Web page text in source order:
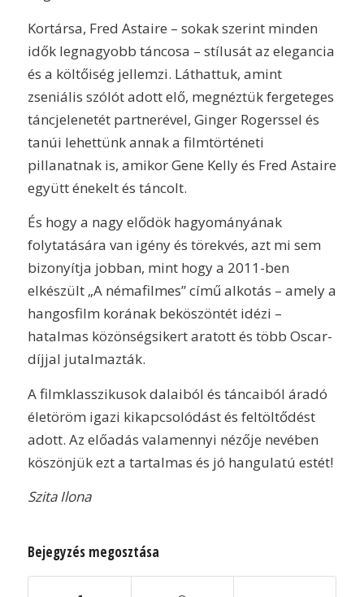
Kortársa, Fred Astaire – sokak szerint minden
idők legnagyobb táncosa – stílusát az elegancia
és a költőiség jellemzi. Láthattuk, amint
zseniális szólót adott elő, megnéztük fergeteges
táncjelenetét partnerével, Ginger Rogerssel és
tanúi lehettünk annak a filmtörténeti
pillanatnak is, amikor Gene Kelly és Fred Astaire
együtt énekelt és táncolt.
És hogy a nagy elődök hagyományának
folytatására van igény és törekvés, azt mi sem
bizonyítja jobban, mint hogy a 2011-ben
elkészült „A némafilmes” című alkotás – amely a
hangosfilm korának beköszöntét idézi –
hatalmas közönségsikert aratott és több Oscar-
díjjal jutalmazták.
A filmklasszikusok dalaiból és táncaiból áradó
életöröm igazi kikapcsolódást és feltöltődést
adott. Az előadás valamennyi nézője nevében
köszönjük ezt a tartalmas és jó hangulatú estét!
Szita Ilona
Bejegyzés megosztása